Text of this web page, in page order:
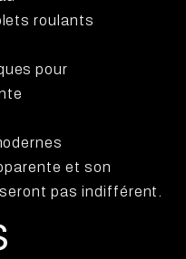
roulants
pour
et son
pas indifférent.